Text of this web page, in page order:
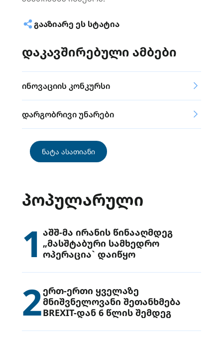
ᲒᲐᲐᲖᲘᲐᲠᲔ ᲔᲡ ᲡᲢᲐᲢᲘᲐ
დაკავშირებული ამბები
ინოვაციის კონკურსი
დარგობრივი უნარები
ნატა ასათიანი
ᲞᲝᲞᲣᲚᲐᲠᲣᲚᲘ
1 აშშ-მა ირანის წინააღმდეგ
„მასშტაბური სამხედრო
ოპერაცია` დაიწყო
2ერთ-ერთი ყველაზე
მნიშვნელოვანი შეთანხმება
BREXIT-დან 6 წლის შემდეგ